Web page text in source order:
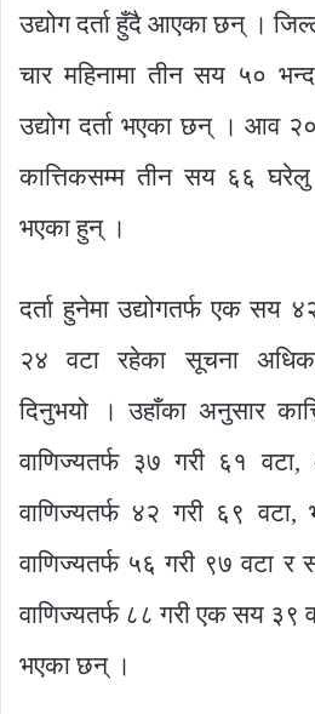
उद्योग दर्ता हुँदै आएका छन् ।
चार महिनामा तीन सय ५०
उद्योग दर्ता भएका छन् । आव
कात्तिकसम्म तीन सय ६६ घरेलु
भएका हुन् ।
दर्ता हुनेमा उद्योगतर्फ एक सय
२४ वटा रहेका सूचना
दिनुभयो । उहाँका अनुसार
वाणिज्यतर्फ ३७ गरी ६१
वाणिज्यतर्फ ४२ गरी ६९ वटा,
वाणिज्यतर्फ ५६ गरी ९७ वटा र
वाणिज्यतर्फ ८८ गरी एक सय ३९
भएका छन् ।